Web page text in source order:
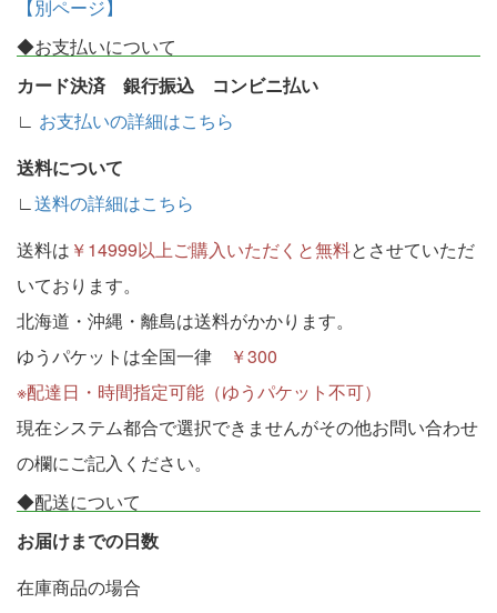
【別ページ】
◆お支払いについて
カード決済 銀行振込 コンビニ払い
∟ お支払いの詳細はこちら
送料について
∟送料の詳細はこちら
送料は ￥14999以上ご購入いただくと無料とさせていただ
いております。
北海道・沖縄・離島は送料がかかります。
ゆうパケットは全国一律
￥300
※配達日・時間指定可能（ゆうパケット不可）
現在システム都合で選択できませんがその他お問い合わせ
の欄にご記入ください。
◆配送について
お届けまでの日数
在庫商品の場合